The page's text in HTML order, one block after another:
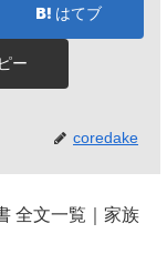
はてブ
ー
coredake
全文一覧｜家族